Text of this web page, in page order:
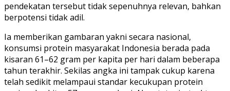
pendekatan tersebut tidak sepenuhnya relevan, bahkan
berpotensi tidak adil.
Ia memberikan gambaran yakni secara nasional,
konsumsi protein masyarakat Indonesia berada pada
kisaran 61–62 gram per kapita per hari dalam beberapa
tahun terakhir. Sekilas angka ini tampak cukup karena
telah sedikit melampaui standar kecukupan protein